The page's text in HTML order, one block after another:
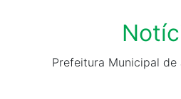
Prefeitura Municipal de